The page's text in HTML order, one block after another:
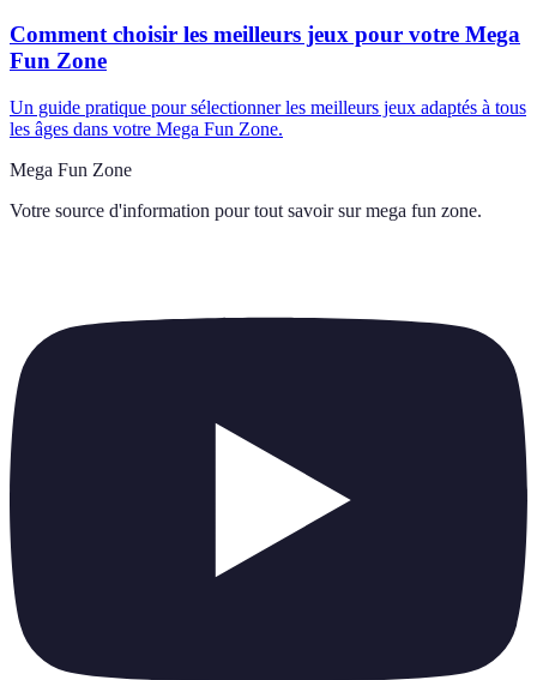
Comment choisir les meilleurs jeux pour votre Mega
Fun Zone
Un guide pratique pour sélectionner les meilleurs jeux adaptés à tous
les âges dans votre Mega Fun Zone.
Mega Fun Zone
Votre source d'information pour tout savoir sur mega fun zone.